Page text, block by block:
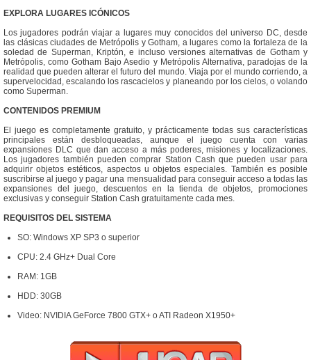
EXPLORA LUGARES ICÓNICOS
Los jugadores podrán viajar a lugares muy conocidos del universo DC, desde
las clásicas ciudades de Metrópolis y Gotham, a lugares como la fortaleza de la
soledad de Superman, Kriptón, e incluso versiones alternativas de Gotham y
Metrópolis, como Gotham Bajo Asedio y Metrópolis Alternativa, paradojas de la
realidad que pueden alterar el futuro del mundo. Viaja por el mundo corriendo, a
supervelocidad, escalando los rascacielos y planeando por los cielos, o volando
como Superman.
CONTENIDOS PREMIUM
El juego es completamente gratuito, y prácticamente todas sus características
principales están desbloqueadas, aunque el juego cuenta con varias
expansiones DLC que dan acceso a más poderes, misiones y localizaciones.
Los jugadores también pueden comprar Station Cash que pueden usar para
adquirir objetos estéticos, aspectos u objetos especiales. También es posible
suscribirse al juego y pagar una mensualidad para conseguir acceso a todas las
expansiones del juego, descuentos en la tienda de objetos, promociones
exclusivas y conseguir Station Cash gratuitamente cada mes.
REQUISITOS DEL SISTEMA
SO: Windows XP SP3 o superior
CPU: 2.4 GHz+ Dual Core
RAM: 1GB
HDD: 30GB
Video: NVIDIA GeForce 7800 GTX+ o ATI Radeon X1950+